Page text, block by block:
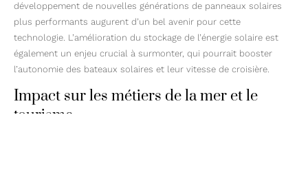
développement de nouvelles générations de panneaux solaires
plus performants augurent d’un bel avenir pour cette
technologie. L’amélioration du stockage de l’énergie solaire est
également un enjeu crucial à surmonter, qui pourrait booster
l’autonomie des bateaux solaires et leur vitesse de croisière.
Impact sur les métiers de la mer et le
tourisme